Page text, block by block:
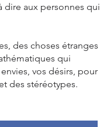
dire aux personnes qui
des choses étranges
qui
vos désirs, pour
des stéréotypes.